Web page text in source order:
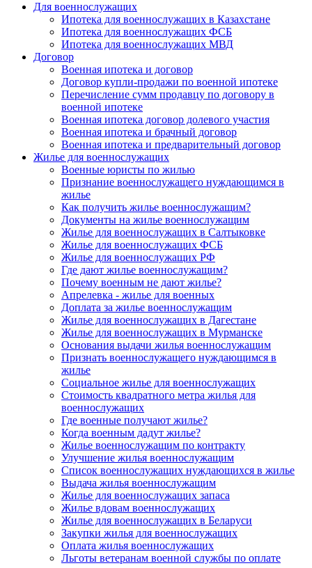
Для военнослужащих
Ипотека для военнослужащих в Казахстане
Ипотека для военнослужащих ФСБ
Ипотека для военнослужащих МВД
Договор
Военная ипотека и договор
Договор купли-продажи по военной ипотеке
Перечисление сумм продавцу по договору в
военной ипотеке
Военная ипотека договор долевого участия
Военная ипотека и брачный договор
Военная ипотека и предварительный договор
Жилье для военнослужащих
Военные юристы по жилью
Признание военнослужащего нуждающимся в
жилье
Как получить жилье военнослужащим?
Документы на жилье военнослужащим
Жилье для военнослужащих в Салтыковке
Жилье для военнослужащих ФСБ
Жилье для военнослужащих РФ
Где дают жилье военнослужащим?
Почему военным не дают жилье?
Апрелевка - жилье для военных
Доплата за жилье военнослужащим
Жилье для военнослужащих в Дагестане
Жилье для военнослужащих в Мурманске
Основания выдачи жилья военнослужащим
Признать военнослужащего нуждающимся в
жилье
Социальное жилье для военнослужащих
Стоимость квадратного метра жилья для
военнослужащих
Где военные получают жилье?
Когда военным дадут жилье?
Жилье военнослужащим по контракту
Улучшение жилья военнослужащим
Список военнослужащих нуждающихся в жилье
Выдача жилья военнослужащим
Жилье для военнослужащих запаса
Жилье вдовам военнослужащих
Жилье для военнослужащих в Беларуси
Закупки жилья для военнослужащих
Оплата жилья военнослужащих
Льготы ветеранам военной службы по оплате